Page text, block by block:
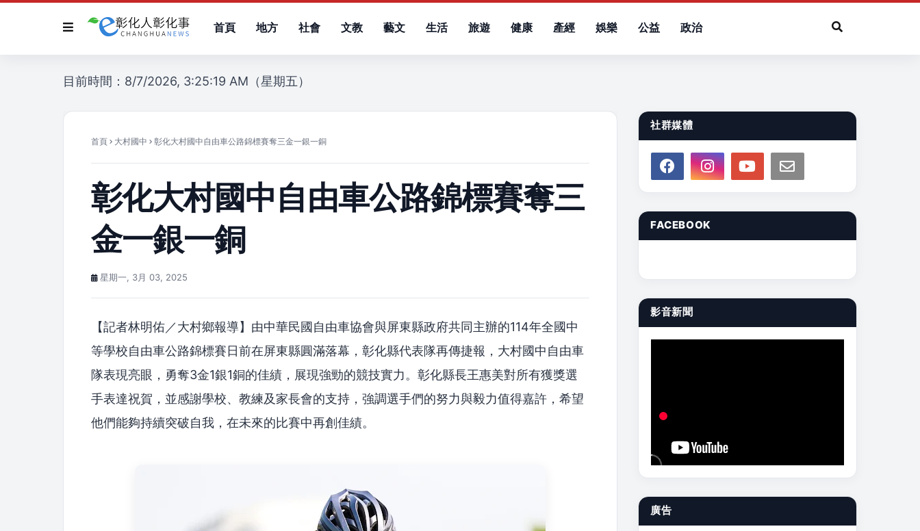
首頁 地方 社會 文教 藝文 生活 旅遊 健康 產經 娛樂 公益 政治
目前時間：8/7/2026, 3:25:19 AM（星期五）
首頁 大村國中 彰化大村國中自由車公路錦標賽奪三金一銀一銅
彰化大村國中自由車公路錦標賽奪三
金一銀一銅
星期一, 3月 03, 2025
【記者林明佑／大村鄉報導】由中華民國自由車協會與屏東縣政府共同主辦的114年全國中
等學校自由車公路錦標賽日前在屏東縣圓滿落幕，彰化縣代表隊再傳捷報，大村國中自由車
隊表現亮眼，勇奪3金1銀1銅的佳績，展現強勁的競技實力。彰化縣長王惠美對所有獲獎選
手表達祝賀，並感謝學校、教練及家長會的支持，強調選手們的努力與毅力值得嘉許，希望
他們能夠持續突破自我，在未來的比賽中再創佳績。
社群媒體
FACEBOOK
影音新聞
廣告